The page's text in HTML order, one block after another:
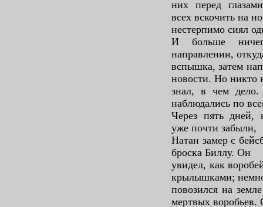
них перед
всех вскочить на
нестерпимо сиял
И больше
направлении,
вспышка, затем
новости. Но никто
знал, в чем
наблюдались по
Через пять дней,
уже почти забыли,
Натан замер с
броска Биллу. Он
увидел, как
крылышками;
повозился на
мертвых воробьев.